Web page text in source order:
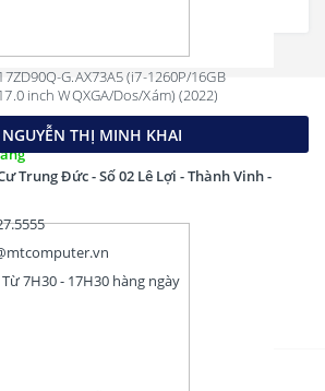
G.AX73A5 (i7-1260P/16GB
inch WQXGA/Dos/Xám) (2022)
THỊ MINH KHAI
Trung Đức - Số 02 Lê Lợi - Thành Vinh -
7H30 - 17H30 hàng ngày